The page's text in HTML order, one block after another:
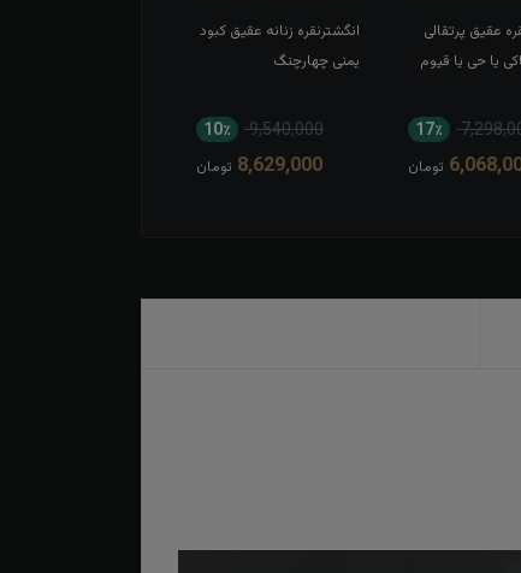
عقیق پرتقالی
یا حی یا قیوم
17٪
تومان
انگشترنقره زنانه عقیق کبود
یمنی چهارچنگ
9,540,000 10٪
8,629,000 تومان